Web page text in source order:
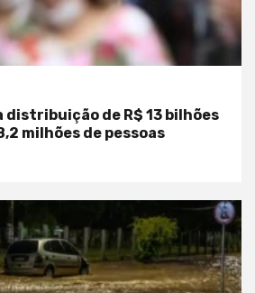
distribuição de R$ 13 bilhões
milhões de pessoas